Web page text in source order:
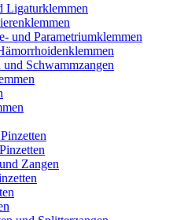
Ligaturklemmen
und Parametriumklemmen
und Schwammzangen
Zangen